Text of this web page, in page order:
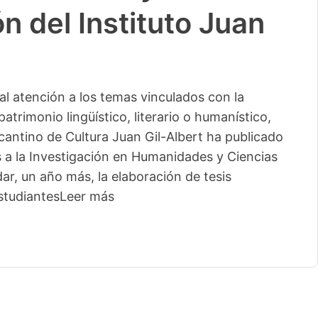
del Instituto Juan
atención a los temas vinculados con la
lingüístico, literario o humanístico,
de Cultura Juan Gil-Albert ha publicado
la Investigación en Humanidades y Ciencias
un año más, la elaboración de tesis
Leer más